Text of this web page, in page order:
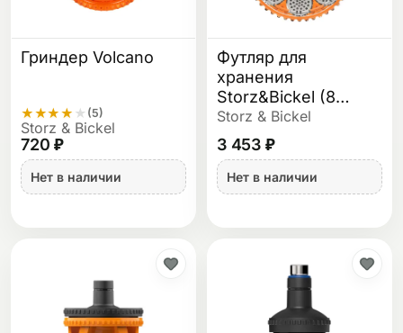
Гриндер Volcano
★★★★ ★ (5)
Storz & Bickel
720 ₽
Нет в наличии
Футляр для
хранения
Storz&Bickel (8
капсул)
Storz & Bickel
3 453 ₽
Нет в наличии